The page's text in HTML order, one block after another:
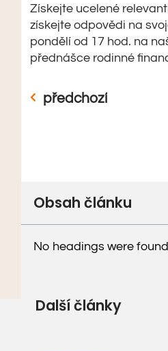
Získejte ucelené
získejte odpovědi na
pondělí od 17 hod. na
přednášce rodinné
předchozí
Obsah článku
No headings were
Další články